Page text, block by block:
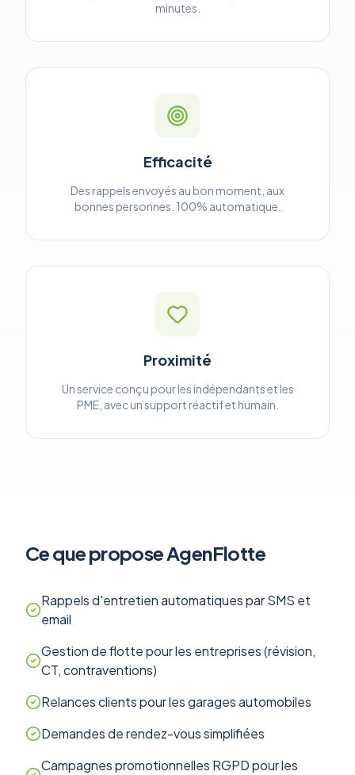
minutes.
Efficacité
Des rappels envoyés au bon moment, aux
bonnes personnes. 100% automatique.
Proximité
Un service conçu pour les indépendants et les
PME, avec un support réactif et humain.
Ce que propose AgenFlotte
Rappels d'entretien automatiques par SMS et
email
Gestion de flotte pour les entreprises (révision,
CT, contraventions)
Relances clients pour les garages automobiles
Demandes de rendez-vous simplifiées
Campagnes promotionnelles RGPD pour les